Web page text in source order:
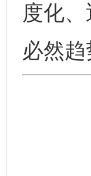
度化
必然趋